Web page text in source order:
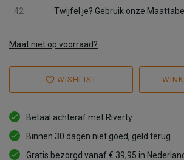
42 Twijfel je? Gebruik onze Maattabel
Maat niet op voorraad?
WISHLIST
Betaal achteraf met Riverty
Binnen 30 dagen niet goed, geld terug
Gratis bezorgd vanaf € 39,95 in